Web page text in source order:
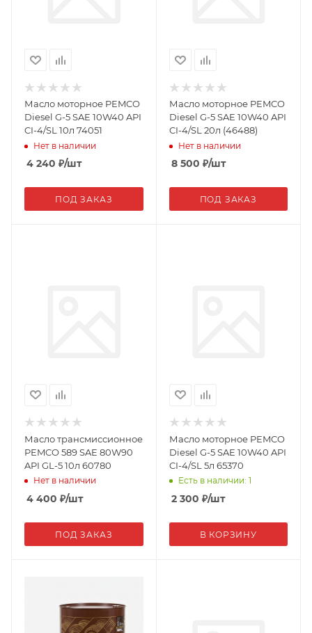
Масло моторное PEMCO
Diesel G-5 SAE 10W40 API
CI-4/SL 10л 74051
Нет в наличии
4 240 ₽/шт
ПОД ЗАКАЗ
Масло моторное PEMCO
Diesel G-5 SAE 10W40 API
CI-4/SL 20л (46488)
Нет в наличии
8 500 ₽/шт
ПОД ЗАКАЗ
Масло трансмиссионное
PEMCO 589 SAE 80W90
API GL-5 10л 60780
Нет в наличии
4 400 ₽/шт
ПОД ЗАКАЗ
Масло моторное PEMCO
Diesel G-5 SAE 10W40 API
CI-4/SL 5л 65370
Есть в наличии: 1
2 300 ₽/шт
В КОРЗИНУ